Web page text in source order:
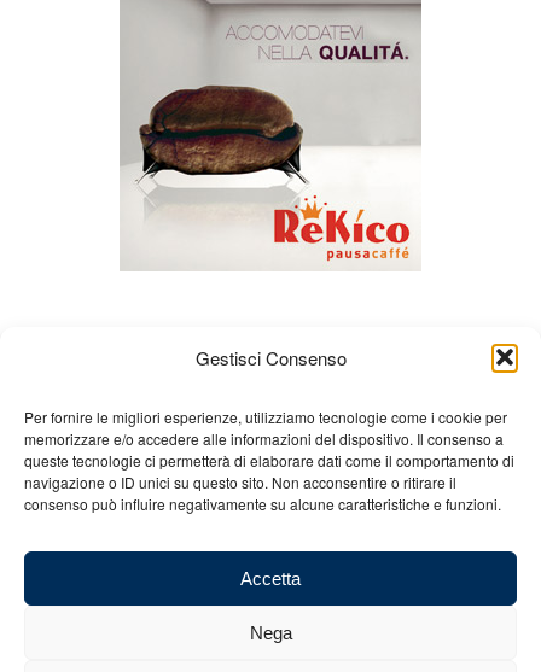
Gestisci Consenso
Per fornire le migliori esperienze, utilizziamo tecnologie come i cookie per
memorizzare e/o accedere alle informazioni del dispositivo. Il consenso a
queste tecnologie ci permetterà di elaborare dati come il comportamento di
navigazione o ID unici su questo sito. Non acconsentire o ritirare il
consenso può influire negativamente su alcune caratteristiche e funzioni.
Accetta
Nega
Chi siamo Gian Carlo Minardi
Gear
Merchandising
Partners Contatti